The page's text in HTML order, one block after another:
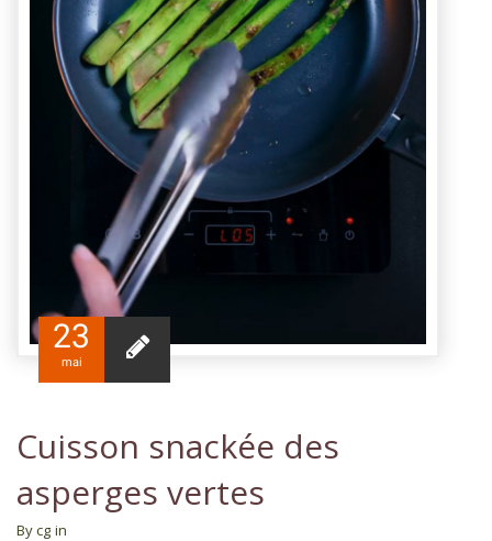
23
mai
Cuisson snackée des
asperges vertes
By cg in